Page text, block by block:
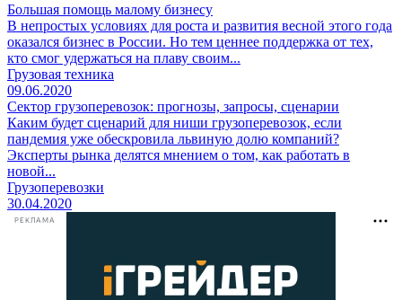
Большая помощь малому бизнесу
В непростых условиях для роста и развития весной этого года
оказался бизнес в России. Но тем ценнее поддержка от тех,
кто смог удержаться на плаву своим...
Грузовая техника
09.06.2020
Сектор грузоперевозок: прогнозы, запросы, сценарии
Каким будет сценарий для ниши грузоперевозок, если
пандемия уже обескровила львиную долю компаний?
Эксперты рынка делятся мнением о том, как работать в
новой...
Грузоперевозки
30.04.2020
РЕКЛАМА